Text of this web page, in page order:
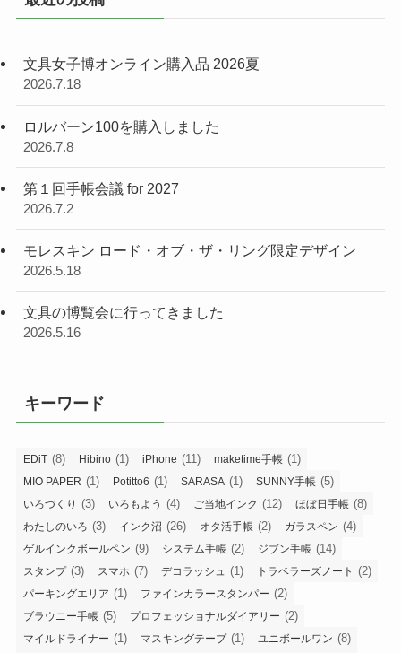
文具女子博オンライン購入品 2026夏
2026.7.18
ロルバーン100を購入しました
2026.7.8
第１回手帳会議 for 2027
2026.7.2
モレスキン ロード・オブ・ザ・リング限定デザイン
2026.5.18
文具の博覧会に行ってきました
2026.5.16
キーワード
EDiT (8) Hibino (1) iPhone (11) maketime手帳 (1)
MIO PAPER (1) Potitto6 (1) SARASA (1) SUNNY手帳 (5)
いろづくり (3) いろもよう (4) ご当地インク (12) ほぼ日手帳 (8)
わたしのいろ (3) インク沼 (26) オタ活手帳 (2) ガラスペン (4)
ゲルインクボールペン (9) システム手帳 (2) ジブン手帳 (14)
スタンプ(3) スマホ (7) デコラッシュ (1) トラベラーズノート (2)
パーキングエリア (1) ファインカラースタンパー (2)
ブラウニー手帳 (5) プロフェッショナルダイアリー (2)
マイルドライナー (1) マスキングテープ(1) ユニボールワン (8)